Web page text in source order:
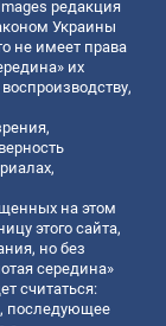
редакция
Украины
не имеет права
их
на этом
этого сайта,
но без
середина»
считаться:
последующее